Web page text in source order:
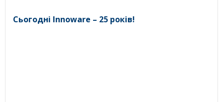
Сьогодні Innoware – 25 років!